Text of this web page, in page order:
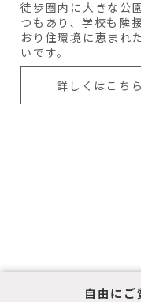
徒歩圏内に大きな公
つもあり、学校も隣
おり住環境に恵まれ
いです。
詳しくはこちら
自由に